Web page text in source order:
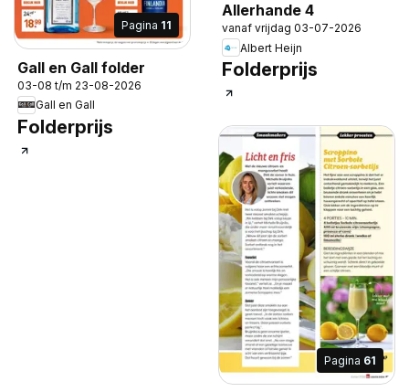
Pagina 11
Gall en Gall folder
03-08 t/m 23-08-2026
Gall en Gall
Folderprijs
Allerhande 4
vanaf vrijdag 03-07-2026
Albert Heijn
Folderprijs
Pagina 61